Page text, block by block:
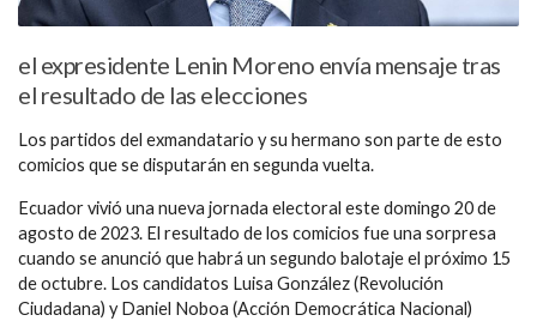
el expresidente Lenin Moreno envía mensaje tras
el resultado de las elecciones
Los partidos del exmandatario y su hermano son parte de esto
comicios que se disputarán en segunda vuelta.
Ecuador vivió una nueva jornada electoral este domingo 20 de
agosto de 2023. El resultado de los comicios fue una sorpresa
cuando se anunció que habrá un segundo balotaje el próximo 15
de octubre. Los candidatos Luisa González (Revolución
Ciudadana) y Daniel Noboa (Acción Democrática Nacional)